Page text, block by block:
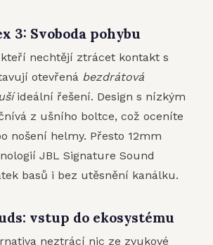
3: Svoboda pohybu
nechtějí ztrácet kontakt s
otevřená bezdrátová
ideální řešení. Design s nízkým
z ušního boltce, což oceníte
nošení helmy. Přesto 12mm
JBL Signature Sound
basů i bez utěsnění kanálku.
vstup do ekosystému
neztrácí nic ze zvukové